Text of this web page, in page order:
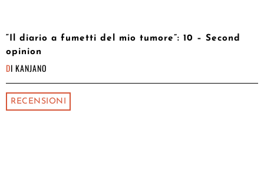
“Il diario a fumetti del mio tumore”: 10 – Second
opinion
DI KANJANO
RECENSIONI